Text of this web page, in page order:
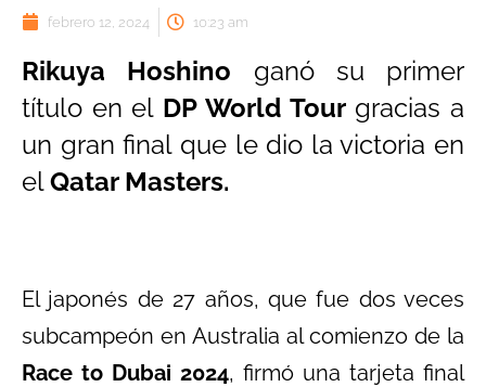
febrero 12, 2024 10:23 am
Rikuya Hoshino ganó su primer
título en el DP World Tourgracias a
un gran final que le dio la victoria en
elQatar Masters.
El japonés de 27 años, que fue dos veces
subcampeón en Australia al comienzo de la
Race to Dubai 2024, firmó una tarjeta final